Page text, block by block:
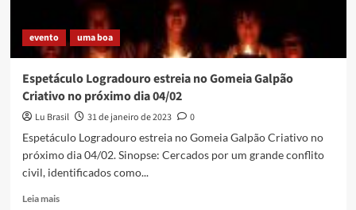
exposição
de
graffiti
muito
conhecimento
político
cultural
evento uma boa
Espetáculo Logradouro estreia no Gomeia Galpão
Criativo no próximo dia 04/02
Lu Brasil 31 de janeiro de 2023
0
Espetáculo Logradouro estreia no Gomeia Galpão Criativo no
próximo dia 04/02. Sinopse: Cercados por um grande conflito
civil, identificados como...
Leia maisRead